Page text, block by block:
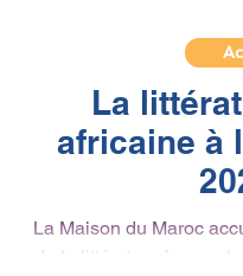
La
africaine à
La Maison du Maroc
de la littérature